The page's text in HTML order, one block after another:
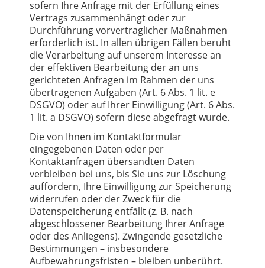
sofern Ihre Anfrage mit der Erfüllung eines
Vertrags zusammenhängt oder zur
Durchführung vorvertraglicher Maßnahmen
erforderlich ist. In allen übrigen Fällen beruht
die Verarbeitung auf unserem Interesse an
der effektiven Bearbeitung der an uns
gerichteten Anfragen im Rahmen der uns
übertragenen Aufgaben (Art. 6 Abs. 1 lit. e
DSGVO) oder auf Ihrer Einwilligung (Art. 6 Abs.
1 lit. a DSGVO) sofern diese abgefragt wurde.
Die von Ihnen im Kontaktformular
eingegebenen Daten oder per
Kontaktanfragen übersandten Daten
verbleiben bei uns, bis Sie uns zur Löschung
auffordern, Ihre Einwilligung zur Speicherung
widerrufen oder der Zweck für die
Datenspeicherung entfällt (z. B. nach
abgeschlossener Bearbeitung Ihrer Anfrage
oder des Anliegens). Zwingende gesetzliche
Bestimmungen – insbesondere
Aufbewahrungsfristen – bleiben unberührt.